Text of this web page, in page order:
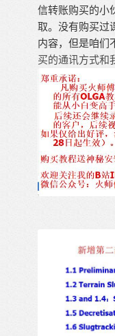
信转账购买的小
取。没有购买过
内容，但是咱们
买的通讯方式和